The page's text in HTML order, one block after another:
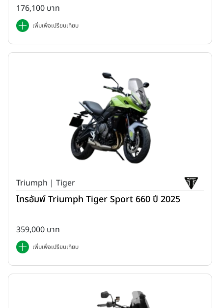
176,100 บาท
เพิ่มเพื่อเปรียบเทียบ
Triumph | Tiger
ไทรอัมพ์ Triumph Tiger Sport 660 ปี 2025
359,000 บาท
เพิ่มเพื่อเปรียบเทียบ